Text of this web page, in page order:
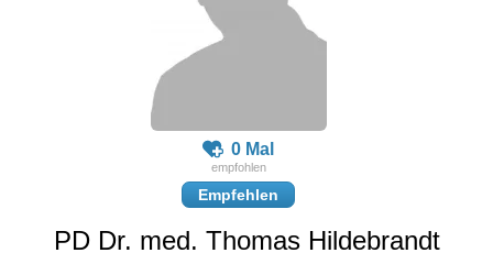
0 Mal
Empfehlen
PD Dr. med. Thomas Hildebrandt